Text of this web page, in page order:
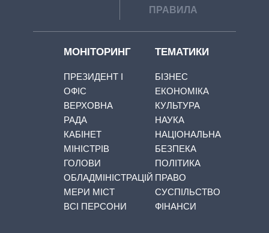
ПРАВИЛА
МОНІТОРИНГ
ПРЕЗИДЕНТ І
ОФІС
ВЕРХОВНА
РАДА
КАБІНЕТ
МІНІСТРІВ
ГОЛОВИ
ОБЛАДМІНІСТРАЦІЙ
МЕРИ МІСТ
ВСІ ПЕРСОНИ
ТЕМАТИКИ
БІЗНЕС
ЕКОНОМІКА
КУЛЬТУРА
НАУКА
НАЦІОНАЛЬНА
БЕЗПЕКА
ПОЛІТИКА
ПРАВО
СУСПІЛЬСТВО
ФІНАНСИ